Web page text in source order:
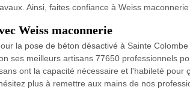
Ainsi, faites confiance à Weiss
Weiss maconnerie
la pose de béton désactivé à Sainte
ses meilleurs artisans 77650 professionnels
ont la capacité nécessaire et l'habileté
plus à remettre aux mains de nos